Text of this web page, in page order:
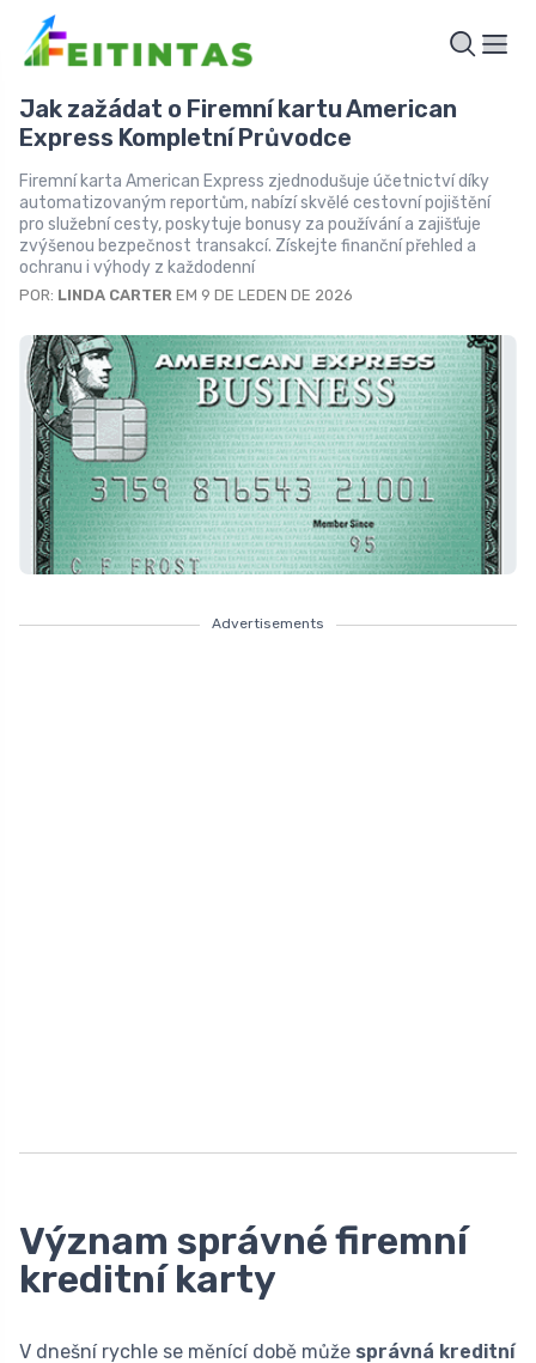
Jak zažádat o Firemní kartu American
Express Kompletní Průvodce
Firemní karta American Express zjednodušuje účetnictví díky
automatizovaným reportům, nabízí skvělé cestovní pojištění
pro služební cesty, poskytuje bonusy za používání a zajišťuje
zvýšenou bezpečnost transakcí. Získejte finanční přehled a
ochranu i výhody z každodenní
POR: LINDA CARTER EM 9 DE LEDEN DE 2026
Advertisements
Význam správné firemní
kreditní karty
V dnešní rychle se měnící době může správná kreditní